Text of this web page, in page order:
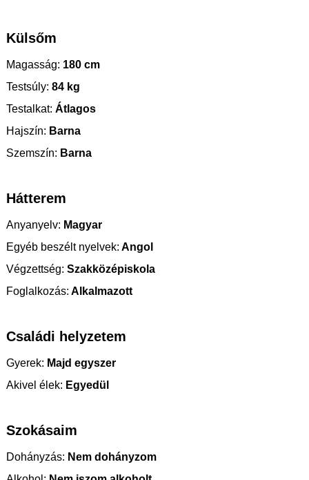
Külsőm
Magasság: 180 cm
Testsúly: 84 kg
Testalkat: Átlagos
Hajszín: Barna
Szemszín: Barna
Hátterem
Anyanyelv: Magyar
Egyéb beszélt nyelvek: Angol
Végzettség: Szakközépiskola
Foglalkozás: Alkalmazott
Családi helyzetem
Gyerek: Majd egyszer
Akivel élek: Egyedül
Szokásaim
Dohányzás: Nem dohányzom